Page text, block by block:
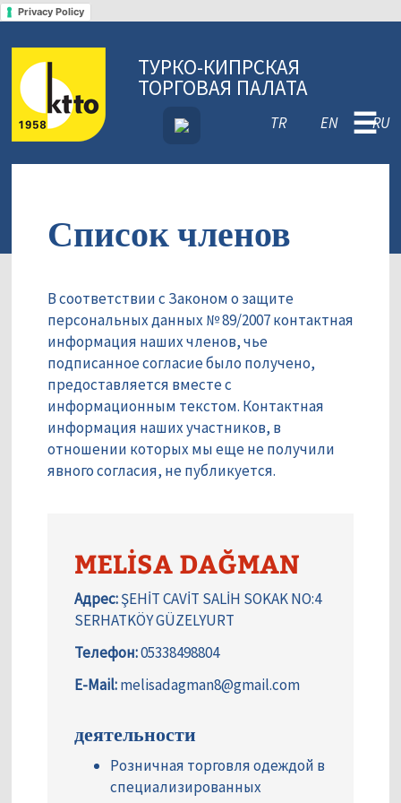
Privacy Policy
ТУРКО-КИПРСКАЯ
ТОРГОВАЯ ПАЛАТА
TR EN RU
☰
Список членов
В соответствии с Законом о защите
персональных данных № 89/2007 контактная
информация наших членов, чье
подписанное согласие было получено,
предоставляется вместе с
информационным текстом. Контактная
информация наших участников, в
отношении которых мы еще не получили
явного согласия, не публикуется.
MELİSA DAĞMAN
Адрес:ŞEHİT CAVİT SALİH SOKAK NO:4
SERHATKÖY GÜZELYURT
Телефон:05338498804
E-Mail:melisadagman8@gmail.com
деятельности
Розничная торговля одеждой в
специализированных